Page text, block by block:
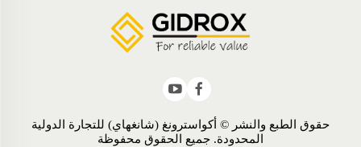
حقوق الطبع والنشر © أكواسترونغ (شانغهاي) للتجارة الدولية
المحدودة. جميع الحقوق محفوظة